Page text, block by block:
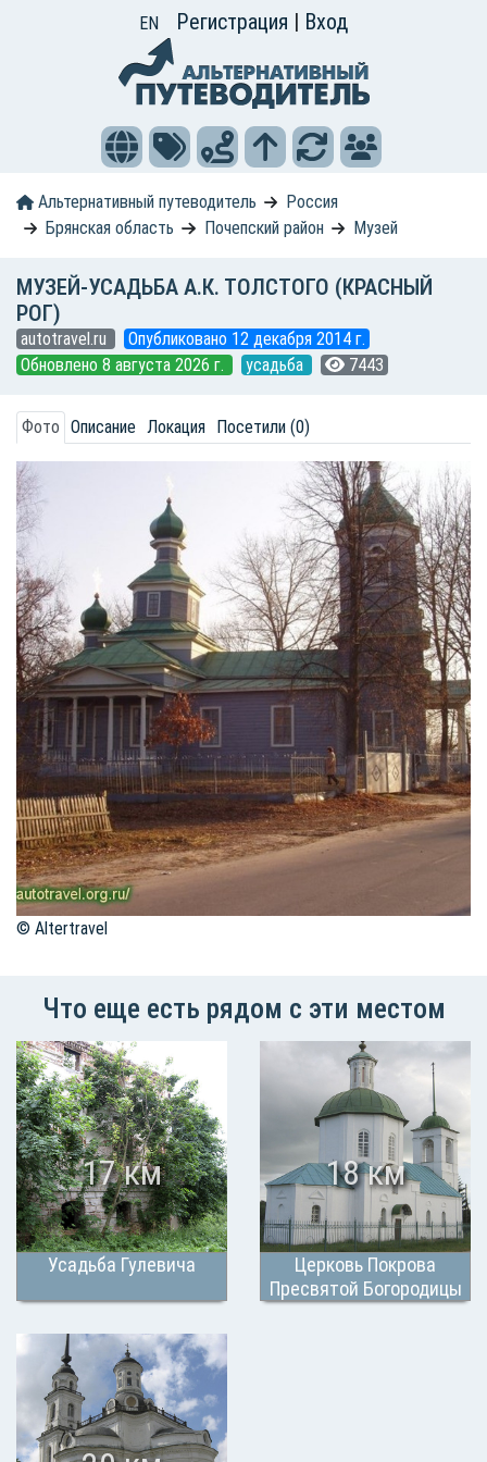
EN Регистрация | Вход
Альтернативный путеводитель
Россия
Брянская область
Почепский район Музей
МУЗЕЙ-УСАДЬБА А.К. ТОЛСТОГО (КРАСНЫЙ
РОГ)
autotravel.ru
Опубликовано 12 декабря 2014 г.
Обновлено 8 августа 2026 г.
усадьба 7443
Фото Описание Локация Посетили (0)
© Altertravel
Что еще есть рядом с эти местом
Усадьба Гулевича
17 км
Церковь Покрова
Пресвятой Богородицы
18 км